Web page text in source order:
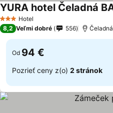
3 Počet hviezdičiek
Hotel
8,2 Veľmi dobré 556 Čeladná
Od 94 €
Pozrieť ceny z(o) 2 stránok